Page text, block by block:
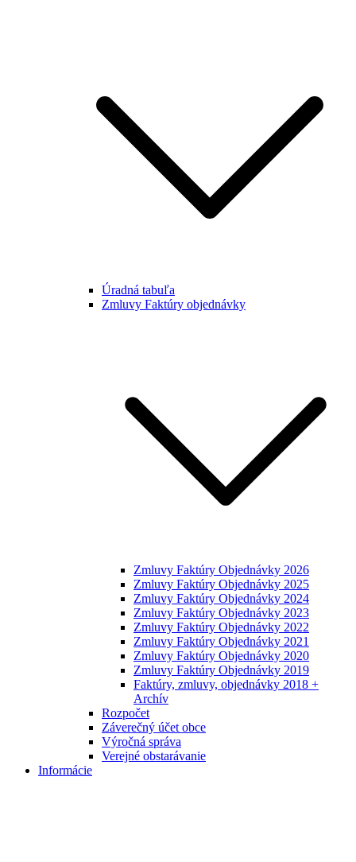
Úradná tabuľa
Zmluvy Faktúry objednávky
Zmluvy Faktúry Objednávky 2026
Zmluvy Faktúry Objednávky 2025
Zmluvy Faktúry Objednávky 2024
Zmluvy Faktúry Objednávky 2023
Zmluvy Faktúry Objednávky 2022
Zmluvy Faktúry Objednávky 2021
Zmluvy Faktúry Objednávky 2020
Zmluvy Faktúry Objednávky 2019
Faktúry, zmluvy, objednávky 2018 +
Archív
Rozpočet
Záverečný účet obce
Výročná správa
Verejné obstarávanie
Informácie